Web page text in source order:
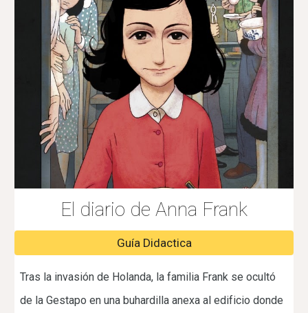
El diario de Anna Frank
Guía Didactica
Tras la invasión de Holanda, la familia Frank se ocultó
de la Gestapo en una buhardilla anexa al edificio donde